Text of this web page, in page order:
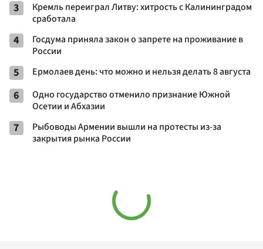
3
Кремль переиграл Литву: хитрость с Калининградом
сработала
4
Госдума приняла закон о запрете на проживание в
России
5 Ермолаев день: что можно и нельзя делать 8 августа
6
Одно государство отменило признание Южной
Осетии и Абхазии
7
Рыбоводы Армении вышли на протесты из-за
закрытия рынка России